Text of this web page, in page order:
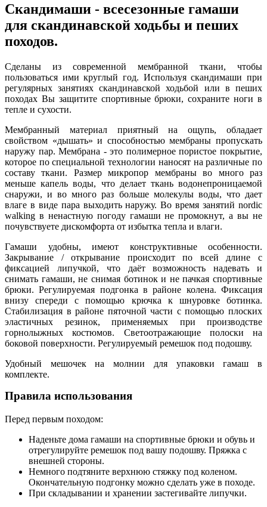
Скандимаши - всесезонные гамаши
для скандинавской ходьбы и пеших
походов.
Сделаны из современной мембранной ткани, чтобы
пользоваться ими круглый год. Используя скандимаши при
регулярных занятиях скандинавской ходьбой или в пеших
походах Вы защитите спортивные брюки, сохраните ноги в
тепле и сухости.
Мембранный материал приятный на ощупь, обладает
свойством «дышать» и способностью мембраны пропускать
наружу пар. Мембрана - это полимерное пористое покрытие,
которое по специальной технологии наносят на различные по
составу ткани. Размер микропор мембраны во много раз
меньше капель воды, что делает ткань водонепроницаемой
снаружи, и во много раз больше молекулы воды, что дает
влаге в виде пара выходить наружу. Во время занятий nordic
walking в ненастную погоду гамаши не промокнут, а вы не
почувствуете дискомфорта от избытка тепла и влаги.
Гамаши удобны, имеют конструктивные особенности.
Закрывание / открывание происходит по всей длине с
фиксацией липучкой, что даёт возможность надевать и
снимать гамаши, не снимая ботинок и не пачкая спортивные
брюки. Регулируемая подгонка в районе колена. Фиксация
внизу спереди с помощью крючка к шнуровке ботинка.
Стабилизация в районе пяточной части с помощью плоских
эластичных резинок, применяемых при производстве
горнолыжных костюмов. Светоотражающие полоски на
боковой поверхности. Регулируемый ремешок под подошву.
Удобный мешочек на молнии для упаковки гамаш в
комплекте.
Правила использования
Перед первым походом:
Наденьте дома гамаши на спортивные брюки и обувь и
отрегулируйте ремешок под вашу подошву. Пряжка с
внешней стороны.
Немного подтяните верхнюю стяжку под коленом.
Окончательную подгонку можно сделать уже в походе.
При складывании и хранении застегивайте липучки.